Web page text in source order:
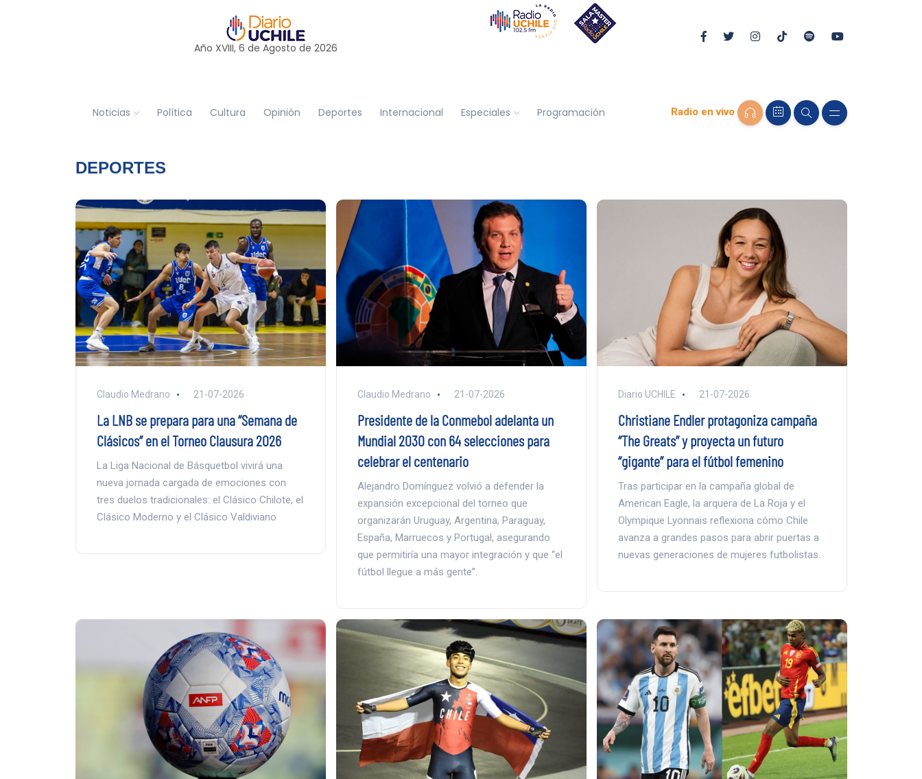
Año XVIII, 6 de Agosto de 2026
Noticias Política Cultura Opinión Deportes Internacional Especiales Programación Radio en vivo
DEPORTES
Claudio Medrano 21-07-2026
La LNB se prepara para una “Semana de
Clásicos” en el Torneo Clausura 2026
La Liga Nacional de Básquetbol vivirá una
nueva jornada cargada de emociones con
tres duelos tradicionales: el Clásico Chilote, el
Clásico Moderno y el Clásico Valdiviano
Claudio Medrano 21-07-2026
Presidente de la Conmebol adelanta un
Mundial 2030 con 64 selecciones para
celebrar el centenario
Alejandro Domínguez volvió a defender la
expansión excepcional del torneo que
organizarán Uruguay, Argentina, Paraguay,
España, Marruecos y Portugal, asegurando
que permitiría una mayor integración y que “el
fútbol llegue a más gente”.
Diario UCHILE 21-07-2026
Christiane Endler protagoniza campaña
“The Greats” y proyecta un futuro
“gigante” para el fútbol femenino
Tras participar en la campaña global de
American Eagle, la arquera de La Roja y el
Olympique Lyonnais reflexiona cómo Chile
avanza a grandes pasos para abrir puertas a
nuevas generaciones de mujeres futbolistas.